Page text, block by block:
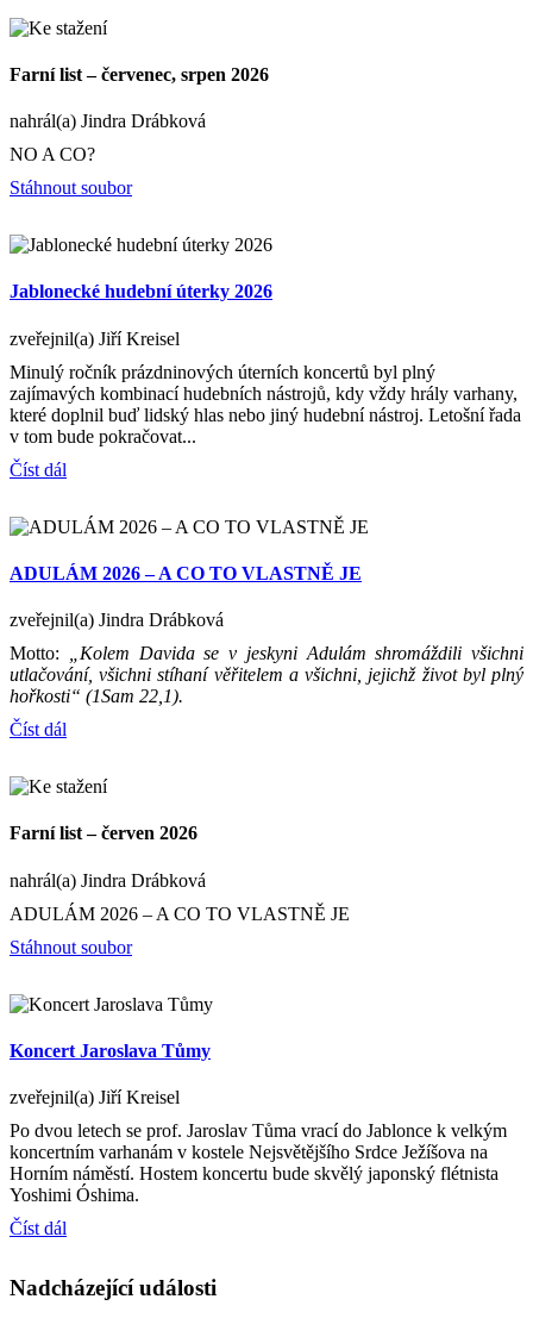
Farní list – červenec, srpen 2026
nahrál(a) Jindra Drábková
NO A CO?
Stáhnout soubor
Jablonecké hudební úterky 2026
zveřejnil(a) Jiří Kreisel
Minulý ročník prázdninových úterních koncertů byl plný
zajímavých kombinací hudebních nástrojů, kdy vždy hrály varhany,
které doplnil buď lidský hlas nebo jiný hudební nástroj. Letošní řada
v tom bude pokračovat...
Číst dál
ADULÁM 2026 – A CO TO VLASTNĚ JE
zveřejnil(a) Jindra Drábková
Motto:
„Kolem Davida se v jeskyni Adulám shromáždili všichni
utlačování, všichni stíhaní věřitelem a všichni, jejichž život byl plný
hořkosti“ (1Sam 22,1).
Číst dál
Farní list – červen 2026
nahrál(a) Jindra Drábková
ADULÁM 2026 – A CO TO VLASTNĚ JE
Stáhnout soubor
Koncert Jaroslava Tůmy
zveřejnil(a) Jiří Kreisel
Po dvou letech se prof. Jaroslav Tůma vrací do Jablonce k velkým
koncertním varhanám v kostele Nejsvětějšího Srdce Ježíšova na
Horním náměstí. Hostem koncertu bude skvělý japonský flétnista
Yoshimi Óshima.
Číst dál
Nadcházející události